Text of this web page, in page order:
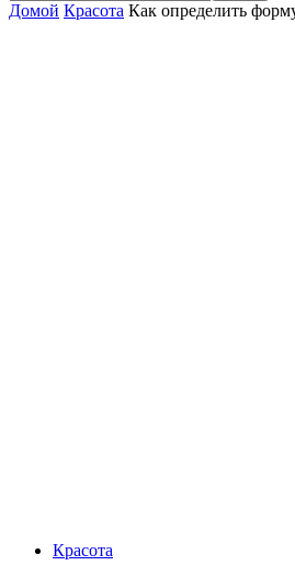
Домой Красота Как определить
Красота